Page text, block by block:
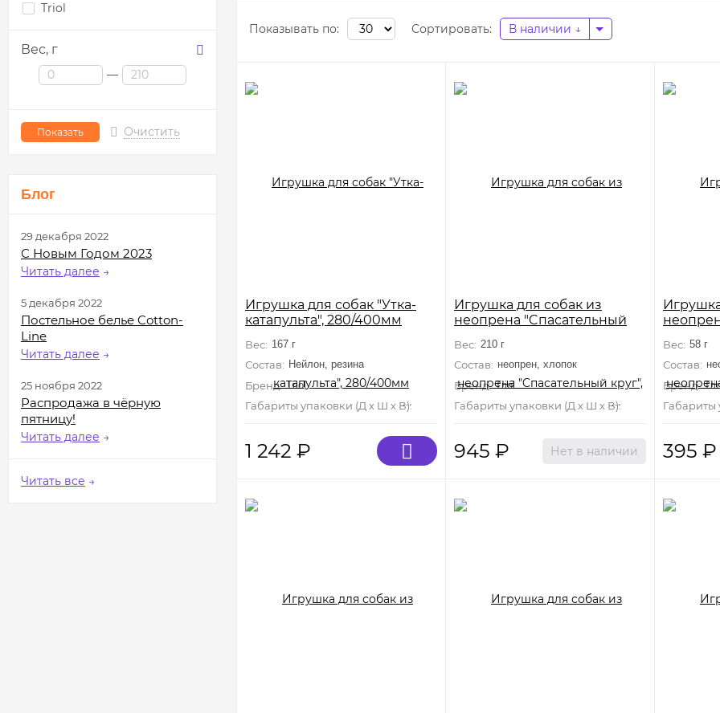
Triol
Вес, г
—
Очистить
Блог
29 декабря 2022
С Новым Годом 2023
Читать далее →
5 декабря 2022
Постельное белье Cotton-
Line
Читать далее →
25 ноября 2022
Распродажа в чёрную
пятницу!
Читать далее →
Читать все →
Показывать по: Сортировать: В наличии
Игрушка для собак "Утка-
катапульта", 280/400мм
Вес: 167 г
Состав: Нейлон, резина
Бренд: Triol
Габариты упаковки (Д х Ш х В): 400 мм×290 мм×70 мм
1 242 ₽
Игрушка для собак из
неопрена "Cпасательный
Вес: 210 г
Состав: неопрен, хлопок
Бренд: Triol
Габариты упаковки (Д х Ш х В): 250 мм×250
945 ₽ Нет в наличии
Вес: 58 г
Состав:
Бренд:
Габариты
395 ₽